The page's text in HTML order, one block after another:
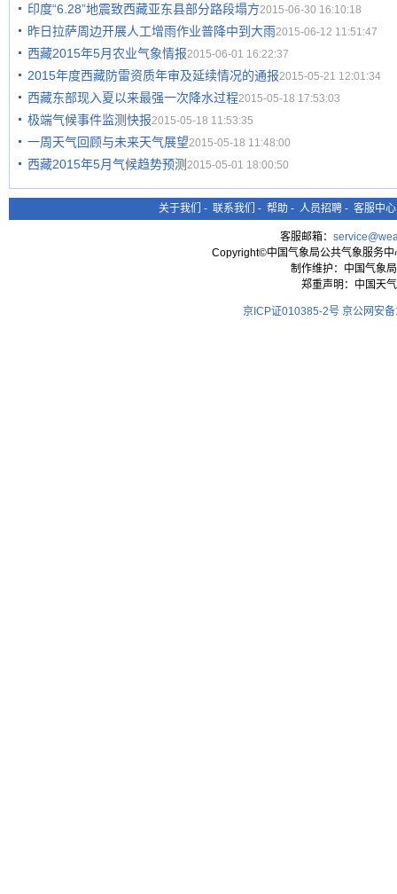
印度“6.28”地震致西藏亚东县部分路段塌方2015-06-30 16:10:18
昨日拉萨周边开展人工增雨作业普降中到大雨2015-06-12 11:51:47
西藏2015年5月农业气象情报2015-06-01 16:22:37
2015年度西藏防雷资质年审及延续情况的通报2015-05-21 12:01:34
西藏东部现入夏以来最强一次降水过程2015-05-18 17:53:03
极端气候事件监测快报2015-05-18 11:53:35
一周天气回顾与未来天气展望2015-05-18 11:48:00
西藏2015年5月气候趋势预测 2015-05-01 18:00:50
关于我们 - 联系我们 - 帮助 - 人员招聘 - 客服中心
客服邮箱：
Copyright©中国气象局公共气象服务
制作维护：中国气象
郑重声明：中国天
京ICP证010385-2号 京公网安